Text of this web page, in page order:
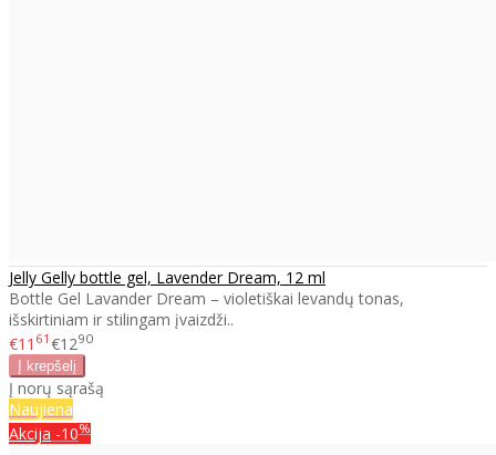
Jelly Gelly bottle gel, Lavender Dream, 12 ml
Bottle Gel Lavander Dream – violetiškai levandų tonas,
išskirtiniam ir stilingam įvaizdži..
€11 61 €1290
Į norų sąrašą
Naujiena
Akcija -10%